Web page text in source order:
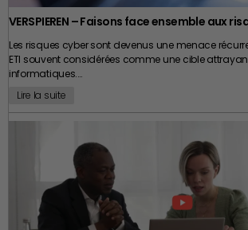
l’un des meilleurs investissements possibles. Car
connaître des cycles de croissance, de
accompagner toute une vie.
l’entreprise. À l’inverse, une clause approximative
excessive risque surtout d’alimenter de longues
quelques factures d’avocats dont tout le monde se
passé. En matière de droit comme en matière d’entreprise,
l’anticipation reste bien souvent la meilleure des
VERSPIEREN – Faisons face ensemble aux
Les risques cyber sont devenus une menace
ETI souvent considérées comme une cible
informatiques.…
Lire la suite